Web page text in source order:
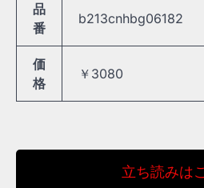
品
番
b213cnhbg06182
価
格
￥3080
立ち読みは